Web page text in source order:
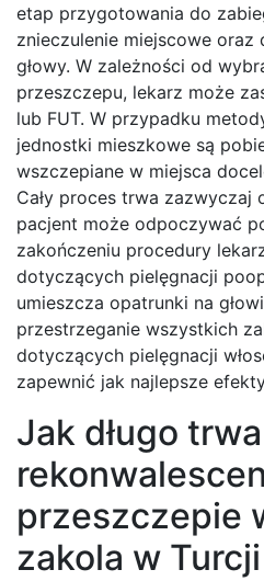
etap przygotowania do
znieczulenie miejscowe oraz
głowy. W zależności od
przeszczepu, lekarz może
lub FUT. W przypadku
jednostki mieszkowe są
wszczepiane w miejsca
Cały proces trwa zazwyczaj
pacjent może odpoczywać
zakończeniu procedury
dotyczących pielęgnacji
umieszcza opatrunki na
przestrzeganie wszystkich
dotyczących pielęgnacji
zapewnić jak najlepsze
Jak długo trwa
przeszczepie
zakola w Turcji